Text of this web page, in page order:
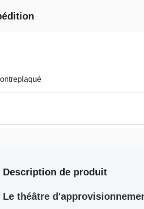
Description de produit
Le théâtre